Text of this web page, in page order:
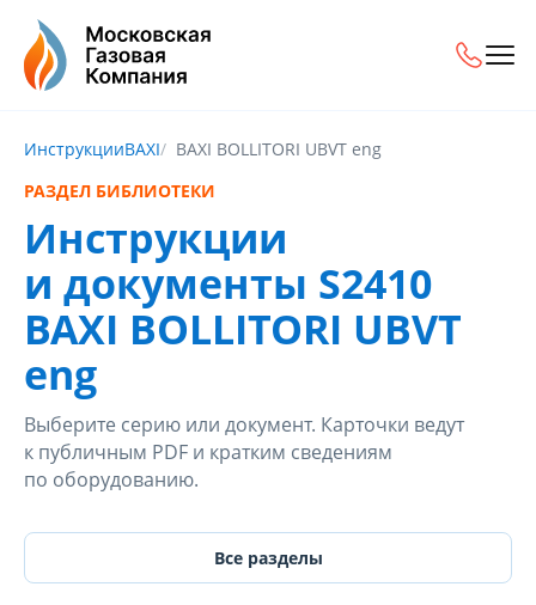
ИнструкцииBAXI
BAXI BOLLITORI UBVT eng
РАЗДЕЛ БИБЛИОТЕКИ
Инструкции
и документы S2410
BAXI BOLLITORI UBVT
eng
Выберите серию или документ. Карточки ведут
к публичным PDF и кратким сведениям
по оборудованию.
Все разделы